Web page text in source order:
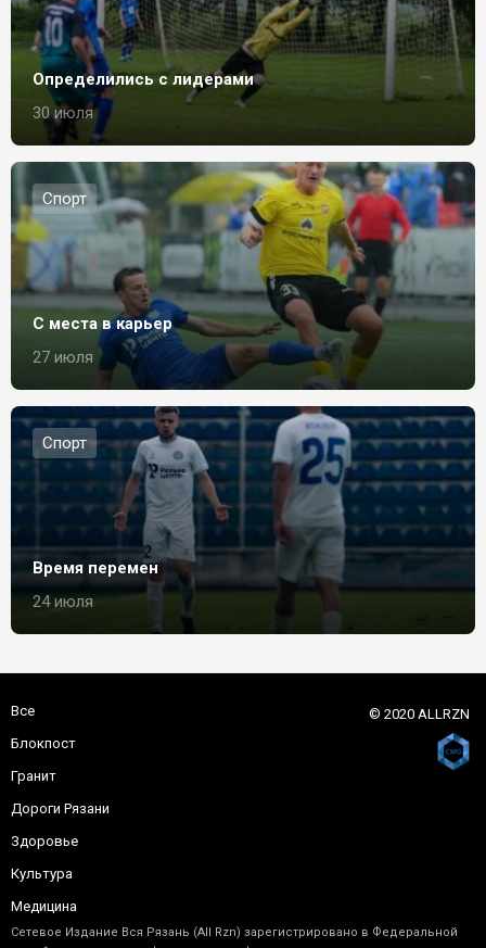
Определились с лидерами
30 июля
Спорт
С места в карьер
27 июля
Спорт
Время перемен
24 июля
Все
Блокпост
Гранит
Дороги Рязани
Здоровье
Культура
Медицина
Сетевое Издание Вся Рязань (All Rzn) зарегистрировано в Федеральной
© 2020 ALLRZN